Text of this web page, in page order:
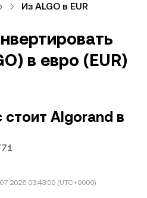
Из ALGO в EUR
в евро (EUR)
стоит Algorand в
2026 03:43:00 (UTC+0000)